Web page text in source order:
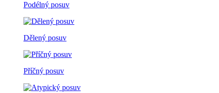
Podélný posuv
Dělený posuv
Příčný posuv